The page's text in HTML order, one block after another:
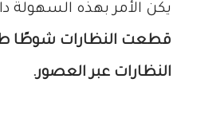
يكن الأمر بهذه السهولة
قطعت النظارات شوطًا
النظارات عبر العصور.